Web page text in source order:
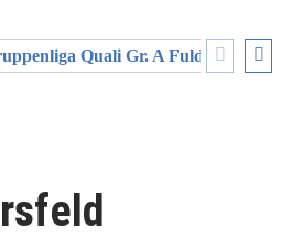
Quali Gr. A Fulda